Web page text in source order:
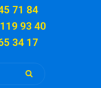
71 84
93 40
34 17